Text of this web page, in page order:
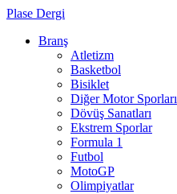
Plase Dergi
Branş
Atletizm
Basketbol
Bisiklet
Diğer Motor Sporları
Dövüş Sanatları
Ekstrem Sporlar
Formula 1
Futbol
MotoGP
Olimpiyatlar